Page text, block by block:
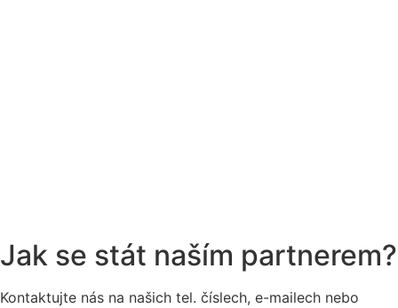
Jak se stát naším partnerem?​
Kontaktujte nás na našich tel. číslech, e-mailech nebo